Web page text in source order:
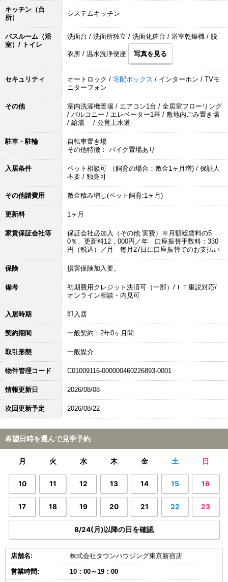
キッチン（台
所）
システムキッチン
バスルーム（浴
室）/ トイレ
洗面台 / 洗面所独立 / 洗面化粧台 / 浴室乾燥機 / 脱
衣所 / 温水洗浄便座 写真を見る
セキュリティ オートロック / 宅配ボックス / インターホン / TVモ
ニターフォン
その他
室内洗濯機置場 / エアコン1台 / 全居室フローリング
/ バルコニー / エレベーター1基 / 敷地内ごみ置き場
/ 給湯 / 公営上水道
駐車・駐輪
自転車置き場
その他特徴： バイク置場あり
入居条件
ペット相談可 （飼育の場合：敷金1ヶ月増) / 保証人
不要 / 独身可
その他諸費用 敷金積み増し(ペット飼育:1ヶ月)
更新料 1ヶ月
家賃保証会社等
保証会社必加入（その他:実費）※月額総賃料の5
0％、更新料12，000円／年 口座振替手数料：330
円（税込）／月 毎月27日に口座振替でのお支払い
保険 損害保険加入要。
備考
初期費用クレジット決済可（一部）/ＩＴ重説対応/
オンライン相談・内見可
入居時期 即入居
契約期間 一般契約：2年0ヶ月間
取引形態 一般媒介
物件管理コード C01009116-000000460226893-0001
情報更新日 2026/08/08
次回更新予定 2026/08/22
希望日時を選んで見学予約
月 火 水 木 金 土 日
10 11 12 13 14 15 16
17 18 19 20 21 22 23
8/24(月)以降の日を確認
店舗名: 株式会社タウンハウジング東京新宿店
営業時間: 10：00～19：00